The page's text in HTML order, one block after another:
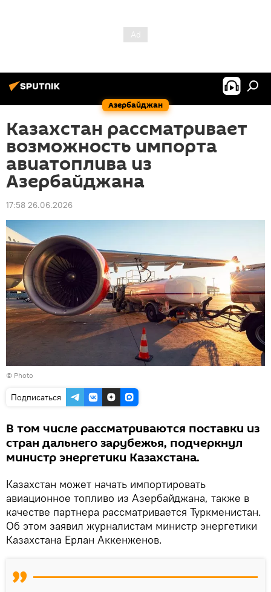
Азербайджан
Казахстан рассматривает
возможность импорта
авиатоплива из
Азербайджана
17:58 26.06.2026
© Photo
Подписаться
В том числе рассматриваются поставки из
стран дальнего зарубежья, подчеркнул
министр энергетики Казахстана.
Казахстан может начать импортировать
авиационное топливо из Азербайджана, также в
качестве партнера рассматривается Туркменистан.
Об этом заявил журналистам министр энергетики
Казахстана Ерлан Аккенженов.